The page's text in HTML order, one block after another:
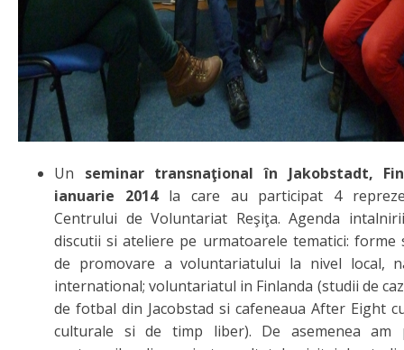
Un seminar transnaţional în Jakobstadt,
ianuarie 2014la care au participat 4
Centrului de Voluntariat Reşiţa. Agenda
discutii si ateliere pe urmatoarele tematici: forme
de promovare a voluntariatului la nivel local,
international; voluntariatul in Finlanda (studii de
de fotbal din Jacobstad si cafeneaua After Eight
culturale si de timp liber). De asemenea am